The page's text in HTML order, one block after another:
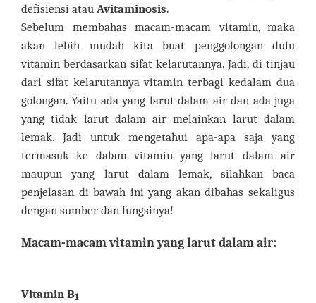
defisiensi atau Avitaminosis.
Sebelum membahas macam-macam vitamin, maka
akan lebih mudah kita buat penggolongan dulu
vitamin berdasarkan sifat kelarutannya. Jadi, di tinjau
dari sifat kelarutannya vitamin terbagi kedalam dua
golongan. Yaitu ada yang larut dalam air dan ada juga
yang tidak larut dalam air melainkan larut dalam
lemak. Jadi untuk mengetahui apa-apa saja yang
termasuk ke dalam vitamin yang larut dalam air
maupun yang larut dalam lemak, silahkan baca
penjelasan di bawah ini yang akan dibahas sekaligus
dengan sumber dan fungsinya!
Macam-macam vitamin yang larut dalam air:
Vitamin B1